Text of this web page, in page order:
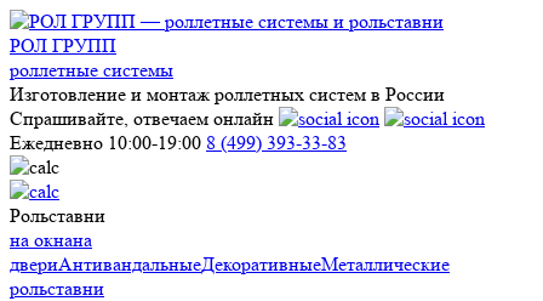
РОЛ ГРУПП
роллетные системы
Изготовление и монтаж роллетных систем в России
Спрашивайте, отвечаем онлайн
Ежедневно 10:00-19:00 8 (499) 393-33-83
Рольставни
на окнана
двериАнтивандальныеДекоративныеМеталлические
рольставни